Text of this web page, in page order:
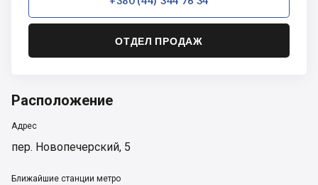
ОТДЕЛ ПРОДАЖ
Расположение
Адрес
пер. Новопечерский, 5
Ближайшие станции метро